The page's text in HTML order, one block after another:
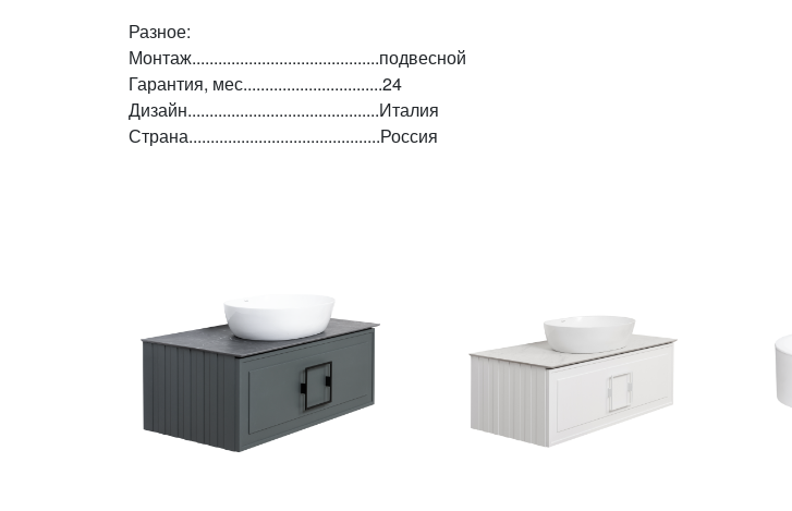
Разное:
Монтаж...........................................подвесной
Гарантия, мес................................24
Дизайн............................................Италия
Страна............................................Россия